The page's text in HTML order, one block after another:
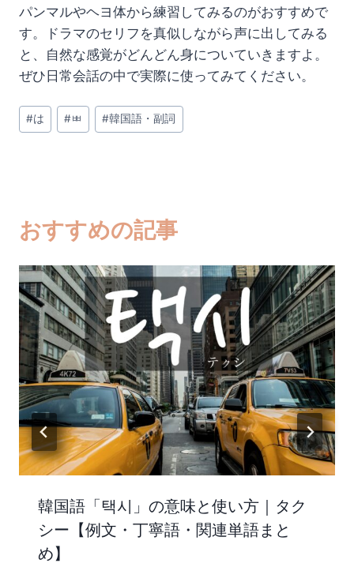
パンマルやヘヨ体から練習してみるのがおすすめで
す。ドラマのセリフを真似しながら声に出してみる
と、自然な感覚がどんどん身についていきますよ。
ぜひ日常会話の中で実際に使ってみてください。
投
稿
#は #ㅃ #韓国語・副詞
おすすめの記事
韓国語「택시」の意味と使い方｜タク
シー【例文・丁寧語・関連単語まと
め】